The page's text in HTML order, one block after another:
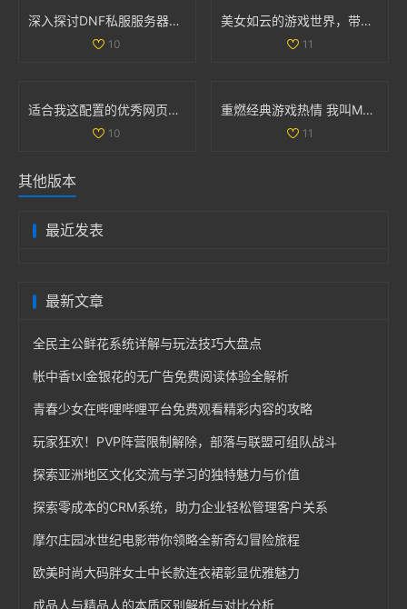
深入探讨DNF私服服务器的安全隐患及技术挑战
10
美女如云的游戏世界，带你领略视觉盛宴的无限魅力
11
适合我这配置的优秀网页游戏和单机游戏推荐
10
重燃经典游戏热情 我叫MT的冒险之旅再启航
11
其他版本
最近发表
最新文章
全民主公鲜花系统详解与玩法技巧大盘点
帐中香txl金银花的无广告免费阅读体验全解析
青春少女在哔哩哔哩平台免费观看精彩内容的攻略
玩家狂欢！PVP阵营限制解除，部落与联盟可组队战斗
探索亚洲地区文化交流与学习的独特魅力与价值
探索零成本的CRM系统，助力企业轻松管理客户关系
摩尔庄园冰世纪电影带你领略全新奇幻冒险旅程
欧美时尚大码胖女士中长款连衣裙彰显优雅魅力
成品人与精品人的本质区别解析与对比分析